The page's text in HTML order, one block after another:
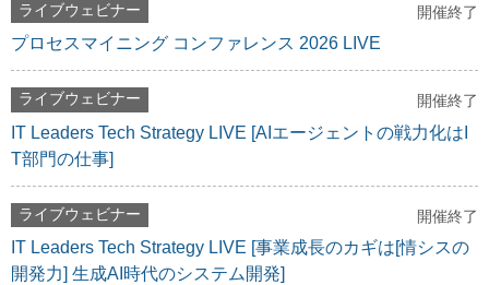
ライブウェビナー 開催終了
プロセスマイニング コンファレンス 2026 LIVE
ライブウェビナー 開催終了
IT Leaders Tech Strategy LIVE [AIエージェントの戦力化はI
T部門の仕事]
ライブウェビナー 開催終了
IT Leaders Tech Strategy LIVE [事業成長のカギは[情シスの
開発力] 生成AI時代のシステム開発]